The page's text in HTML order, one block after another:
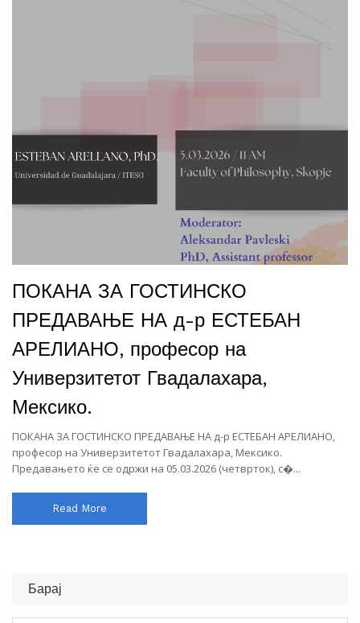
ПОКАНА ЗА ГОСТИНСКО
ПРЕДАВАЊЕ НА д-р ЕСТЕБАН
АРЕЛИАНО, професор на
Универзитетот Гвадалахара,
Мексико.
ПОКАНА ЗА ГОСТИНСКО ПРЕДАВАЊЕ НА д-р ЕСТЕБАН АРЕЛИАНО,
професор на Универзитетот Гвадалахара, Мексико.
Предавањето ќе се одржи на 05.03.2026 (четврток), с�...
Read More
Барај